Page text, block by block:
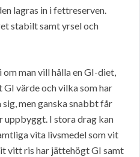
lagras in i fettreserven.
stabilt samt yrsel och
man vill hålla en GI-diet,
värde och vilka som har
men ganska snabbt får
uppbyggt. I stora drag kan
vita livsmedel som vit
vitt ris har jättehögt GI samt